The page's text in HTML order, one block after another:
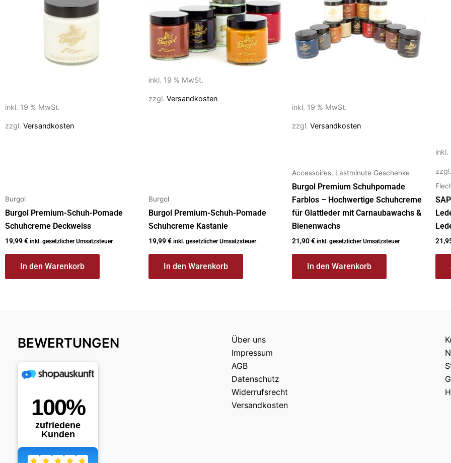
inkl. 19 % MwSt.
zzgl. Versandkosten
Burgol
Burgol Premium-Schuh-Pomade
Schuhcreme Deckweiss
19,99€ inkl. gesetzlicher Umsatzsteuer
In den Warenkorb
inkl. 19 % MwSt.
zzgl. Versandkosten
Burgol
Burgol Premium-Schuh-Pomade
Schuhcreme Kastanie
19,99€ inkl. gesetzlicher Umsatzsteuer
In den Warenkorb
inkl. 19 % MwSt.
zzgl. Versandkosten
Accessoires, Lastminute Geschenke
Burgol Premium Schuhpomade
Farblos – Hochwertige Schuhcreme
für Glattleder mit Carnaubawachs &
Bienenwachs
21,90€ inkl. gesetzlicher Umsatzsteuer
In den Warenkorb
inkl.
zzgl.
BEWERTUNGEN
Über uns
Impressum
AGB
Datenschutz
Widerrufsrecht
Versandkosten